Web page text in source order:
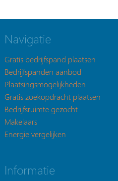
Navigatie
Gratis bedrijfspand plaatsen
Bedrijfspanden aanbod
Plaatsingsmogelijkheden
Gratis zoekopdracht plaatsen
Bedrijfsruimte gezocht
Makelaars
Energie vergelijken
Informatie